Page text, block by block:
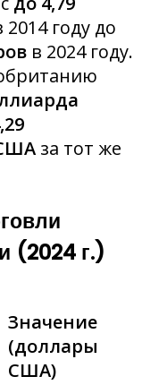
2014 году до
в 2024 году.
за тот же
(2024 г.)
Значение
(доллары
США)